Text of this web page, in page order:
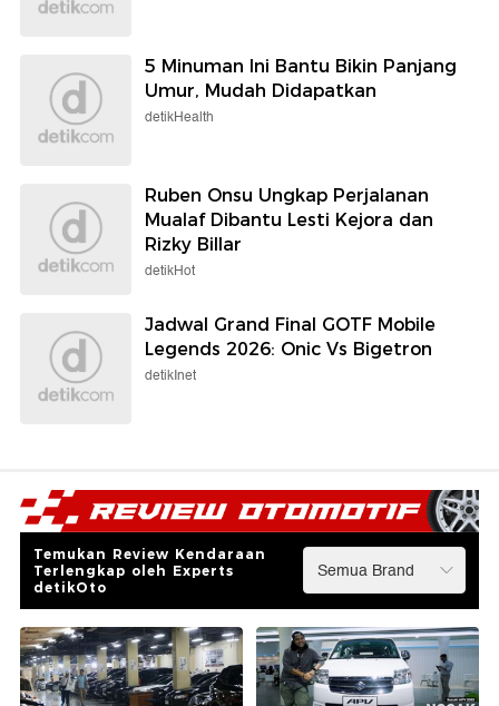
5 Minuman Ini Bantu Bikin Panjang
Umur, Mudah Didapatkan
detikHealth
Ruben Onsu Ungkap Perjalanan
Mualaf Dibantu Lesti Kejora dan
Rizky Billar
detikHot
Jadwal Grand Final GOTF Mobile
Legends 2026: Onic Vs Bigetron
detikInet
Temukan Review Kendaraan
Terlengkap oleh Experts
detikOto